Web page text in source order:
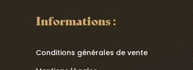
Informations :
Conditions générales de vente